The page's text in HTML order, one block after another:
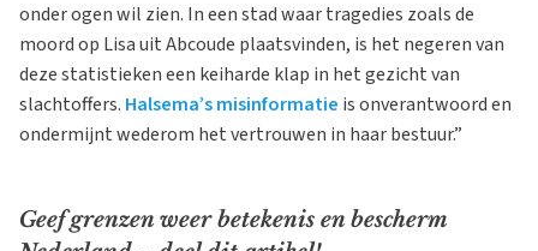
onder ogen wil zien. In een stad waar tragedies zoals de
moord op Lisa uit Abcoude plaatsvinden, is het negeren van
deze statistieken een keiharde klap in het gezicht van
slachtoffers. Halsema’s misinformatie is onverantwoord en
ondermijnt wederom het vertrouwen in haar bestuur.”
Geef grenzen weer betekenis en bescherm